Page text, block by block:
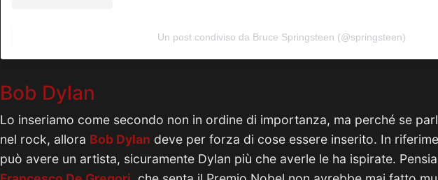
Un post condiviso da Bruce Springsteen (@springsteen)
Bob Dylan
Lo inseriamo come secondo non in ordine di importanza, ma perché se
nel rock, allora Bob Dylan deve per forza di cose essere inserito. In
può avere un artista, sicuramente Dylan più che averle le ha ispirate.